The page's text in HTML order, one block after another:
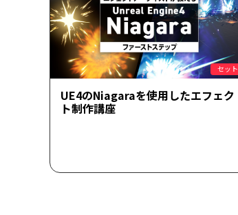
セット
UE4のNiagaraを使用したエフェク
ト制作講座